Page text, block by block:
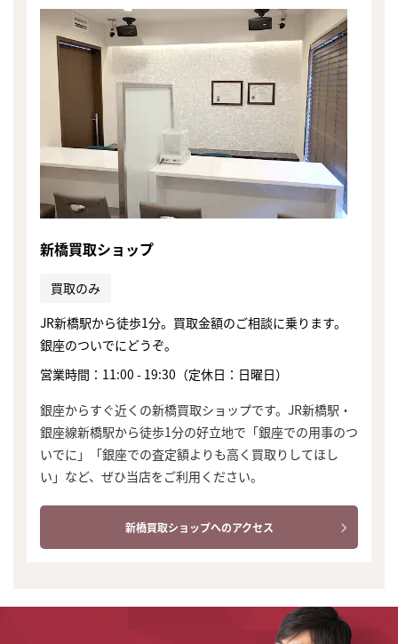
新橋買取ショップ
買取のみ
JR新橋駅から徒歩1分。買取金額のご相談に乗ります。
銀座のついでにどうぞ。
営業時間：11:00 - 19:30（定休日：日曜日）
銀座からすぐ近くの新橋買取ショップです。JR新橋駅・
銀座線新橋駅から徒歩1分の好立地で「銀座での用事のつ
いでに」「銀座での査定額よりも高く買取りしてほし
い」など、ぜひ当店をご利用ください。
新橋買取ショップへのアクセス